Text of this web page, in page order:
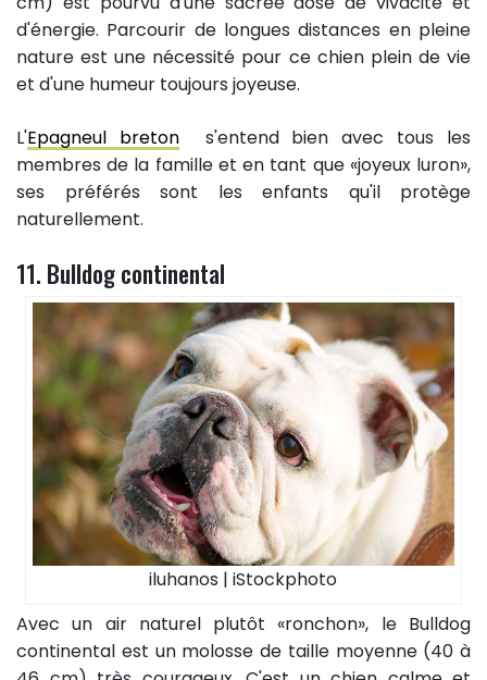
d'énergie. Parcourir de longues distances en pleine
nature est une nécessité pour ce chien plein de vie
et d'une humeur toujours joyeuse.
L'Epagneul bretons'entend bien avec tous les
membres de la famille et en tant que «joyeux luron»,
ses préférés sont les enfants qu'il protège
naturellement.
11. Bulldog continental
iluhanos | iStockphoto
Avec un air naturel plutôt «ronchon», le Bulldog
continental est un molosse de taille moyenne (40 à